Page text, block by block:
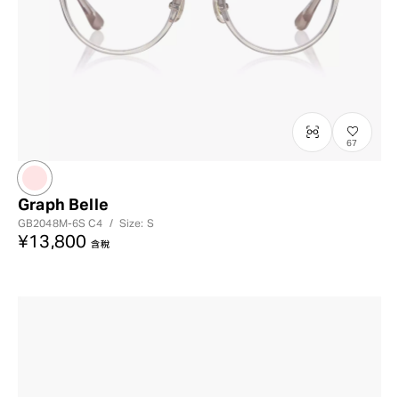
67
Graph Belle
GB2048M-6SC4 / Size: S
¥13,800 含稅